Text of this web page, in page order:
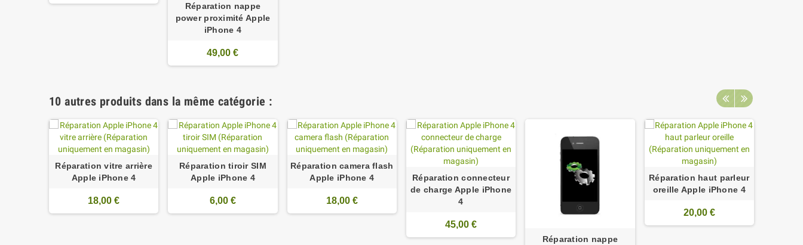
Réparation nappe
power proximité Apple
iPhone 4
49,00 €
10 autres produits dans la même catégorie :
Réparation vitre arrière
Apple iPhone 4
18,00 €
Réparation tiroir SIM
Apple iPhone 4
6,00 €
Réparation camera flash
Apple iPhone 4
18,00 €
Réparation connecteur
de charge Apple iPhone
4
45,00 €
Réparation nappe
Réparation haut parleur
oreille Apple iPhone 4
20,00 €